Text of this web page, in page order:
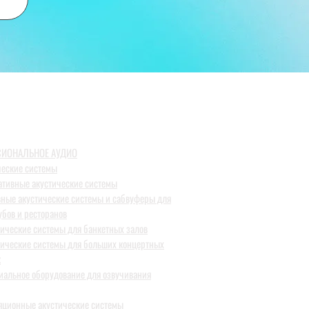
АУДИО
системы
акустические системы
акустические системы и сабвуферы для
и ресторанов
системы для банкетных залов
системы для больших концертных
оборудование для озвучивания
акустические системы